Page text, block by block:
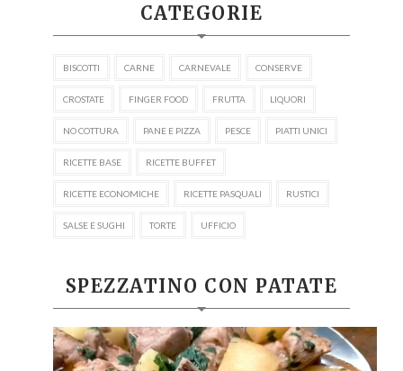
CATEGORIE
BISCOTTI CARNE CARNEVALE CONSERVE
CROSTATE FINGER FOOD FRUTTA LIQUORI
NO COTTURA PANE E PIZZA PESCE PIATTI UNICI
RICETTE BASE RICETTE BUFFET
RICETTE ECONOMICHE RICETTE PASQUALI RUSTICI
SALSE E SUGHI TORTE UFFICIO
SPEZZATINO CON PATATE